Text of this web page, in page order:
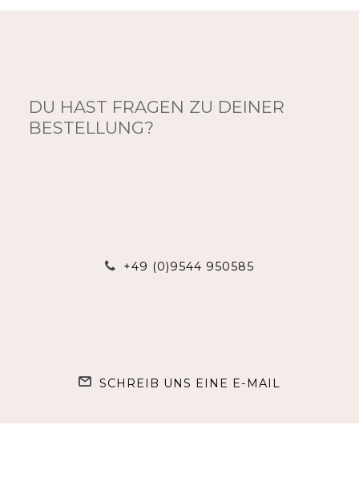
DU HAST FRAGEN ZU DEINER
BESTELLUNG?
+49 (0)9544 950585
SCHREIB UNS EINE E-MAIL